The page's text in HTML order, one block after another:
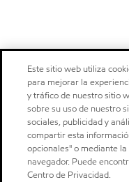
Este sitio web utiliza
para mejorar la
y tráfico de nuestro sitio
sobre su uso de nuestro
sociales, publicidad y
compartir esta
opcionales" o mediante
navegador. Puede
Centro de Privacidad.